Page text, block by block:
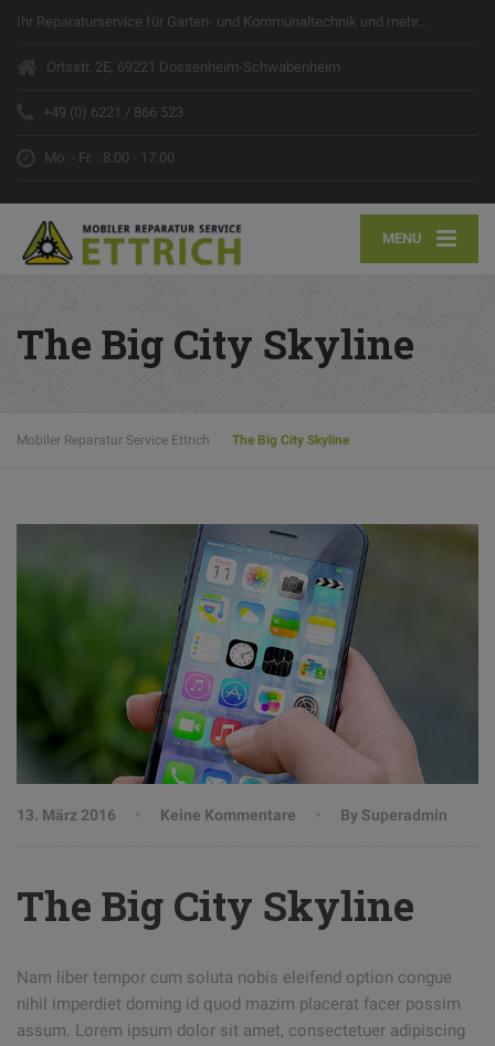
Ihr Reparaturservice für Garten- und Kommunaltechnik und mehr…
Ortsstr. 2E, 69221 Dossenheim-Schwabenheim
+49 (0) 6221 / 866 523
Mo. - Fr. : 8:00 - 17:00
MENU
The Big City Skyline
Mobiler Reparatur Service Ettrich The Big City Skyline
13. März 2016 Keine Kommentare By Superadmin
The Big City Skyline
Nam liber tempor cum soluta nobis eleifend option congue
nihil imperdiet doming id quod mazim placerat facer possim
assum. Lorem ipsum dolor sit amet, consectetuer adipiscing